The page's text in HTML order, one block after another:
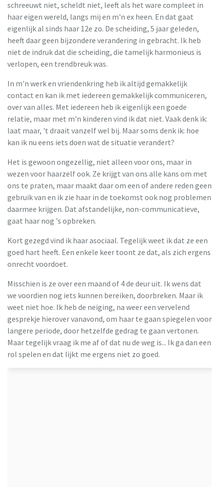
schreeuwt niet, scheldt niet, leeft als het ware compleet in
haar eigen wereld, langs mij en m'n ex heen. En dat gaat
eigenlijk al sinds haar 12e zo. De scheiding, 5 jaar geleden,
heeft daar geen bijzondere verandering in gebracht. Ik heb
niet de indruk dat die scheiding, die tamelijk harmonieus is
verlopen, een trendbreuk was.
In m'n werk en vriendenkring heb ik altijd gemakkelijk
contact en kan ik met iedereen gemakkelijk communiceren,
over van alles. Met iedereen heb ik eigenlijk een goede
relatie, maar met m'n kinderen vind ik dat niet. Vaak denk ik:
laat maar, 't draait vanzelf wel bij. Maar soms denk ik: hoe
kan ik nu eens iets doen wat de situatie verandert?
Het is gewoon ongezellig, niet alleen voor ons, maar in
wezen voor haarzelf ook. Ze krijgt van ons alle kans om met
ons te praten, maar maakt daar om een of andere reden geen
gebruik van en ik zie haar in de toekomst ook nog problemen
daarmee krijgen. Dat afstandelijke, non-communicatieve,
gaat haar nog 's opbreken.
Kort gezegd vind ik haar asociaal. Tegelijk weet ik dat ze een
goed hart heeft. Een enkele keer toont ze dat, als zich ergens
onrecht voordoet.
Misschien is ze over een maand of 4 de deur uit. Ik wens dat
we voordien nog iets kunnen bereiken, doorbreken. Maar ik
weet niet hoe. Ik heb de neiging, na weer een vervelend
gesprekje hierover vanavond, om haar te gaan spiegelen voor
langere periode, door hetzelfde gedrag te gaan vertonen.
Maar tegelijk vraag ik me af of dat nu de weg is... Ik ga dan een
rol spelen en dat lijkt me ergens niet zo goed.